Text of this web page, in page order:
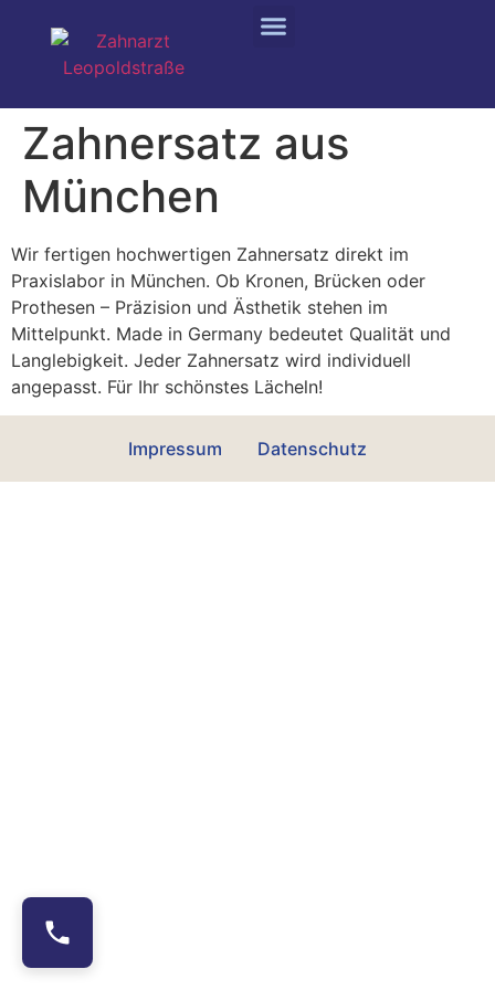
Zahnersatz aus
München
Wir fertigen hochwertigen Zahnersatz direkt im
Praxislabor in München. Ob Kronen, Brücken oder
Prothesen – Präzision und Ästhetik stehen im
Mittelpunkt. Made in Germany bedeutet Qualität und
Langlebigkeit. Jeder Zahnersatz wird individuell
angepasst. Für Ihr schönstes Lächeln!
Impressum Datenschutz